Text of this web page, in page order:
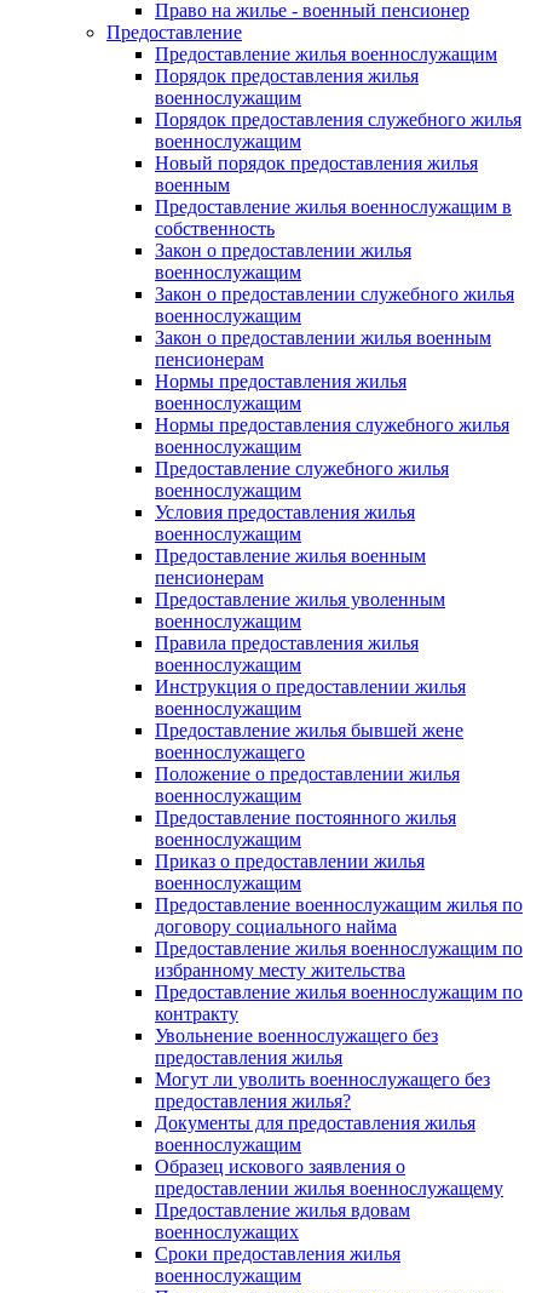
Право на жилье - военный пенсионер
Предоставление
Предоставление жилья военнослужащим
Порядок предоставления жилья
военнослужащим
Порядок предоставления служебного жилья
военнослужащим
Новый порядок предоставления жилья
военным
Предоставление жилья военнослужащим в
собственность
Закон о предоставлении жилья
военнослужащим
Закон о предоставлении служебного жилья
военнослужащим
Закон о предоставлении жилья военным
пенсионерам
Нормы предоставления жилья
военнослужащим
Нормы предоставления служебного жилья
военнослужащим
Предоставление служебного жилья
военнослужащим
Условия предоставления жилья
военнослужащим
Предоставление жилья военным
пенсионерам
Предоставление жилья уволенным
военнослужащим
Правила предоставления жилья
военнослужащим
Инструкция о предоставлении жилья
военнослужащим
Предоставление жилья бывшей жене
военнослужащего
Положение о предоставлении жилья
военнослужащим
Предоставление постоянного жилья
военнослужащим
Приказ о предоставлении жилья
военнослужащим
Предоставление военнослужащим жилья по
договору социального найма
Предоставление жилья военнослужащим по
избранному месту жительства
Предоставление жилья военнослужащим по
контракту
Увольнение военнослужащего без
предоставления жилья
Могут ли уволить военнослужащего без
предоставления жилья?
Документы для предоставления жилья
военнослужащим
Образец искового заявления о
предоставлении жилья военнослужащему
Предоставление жилья вдовам
военнослужащих
Сроки предоставления жилья
военнослужащим